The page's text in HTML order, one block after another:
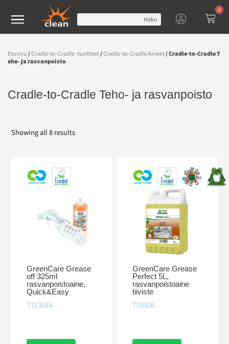
Haku
0
Etusivu /Cradle-to-Cradle -tuotteet/Cradle-to-Cradle Aineet/ Cradle-to-Cradle T
eho- ja rasvanpoisto
Cradle-to-Cradle Teho- ja rasvanpoisto
Showing all 8 results
GreenCare Grease
off 325ml
rasvanpoistoaine,
Quick&Easy
T713684
GreenCare Grease
Perfect 5L,
rasvanpoistoaine
tiiviste
T09906